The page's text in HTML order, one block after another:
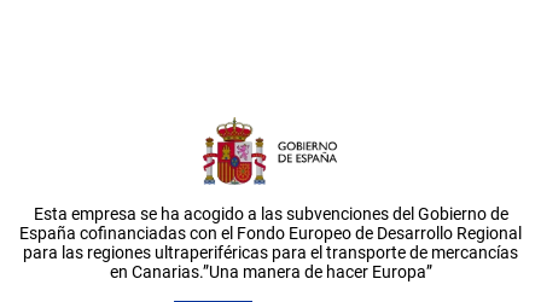
Esta empresa se ha acogido a las subvenciones del Gobierno de
España cofinanciadas con el Fondo Europeo de Desarrollo Regional
para las regiones ultraperiféricas para el transporte de mercancías
en Canarias.”Una manera de hacer Europa”